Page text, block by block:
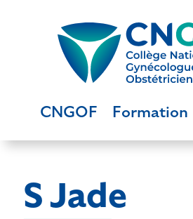
CNGOF Formation
S Jade